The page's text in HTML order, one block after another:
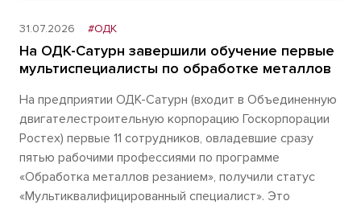
31.07.2026 #ОДК
На ОДК-Сатурн завершили обучение первые
мультиспециалисты по обработке металлов
На предприятии ОДК-Сатурн (входит в Объединенную
двигателестроительную корпорацию Госкорпорации
Ростех) первые 11 сотрудников, овладевшие сразу
пятью рабочими профессиями по программе
«Обработка металлов резанием», получили статус
«Мультиквалифицированный специалист». Это